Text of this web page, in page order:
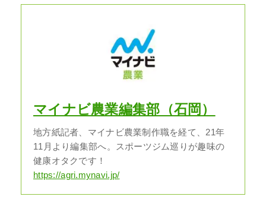
マイナビ農業編集部（石岡）
地方紙記者、マイナビ農業制作職を経て、21年
11月より編集部へ。スポーツジム巡りが趣味の
健康オタクです！
https://agri.mynavi.jp/